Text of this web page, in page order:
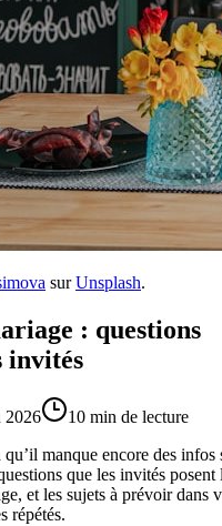
sur Unsplash.
: questions
invités
2026
10 min de lecture
manque encore des infos
que les invités posent
et les sujets à prévoir dans
répétés.